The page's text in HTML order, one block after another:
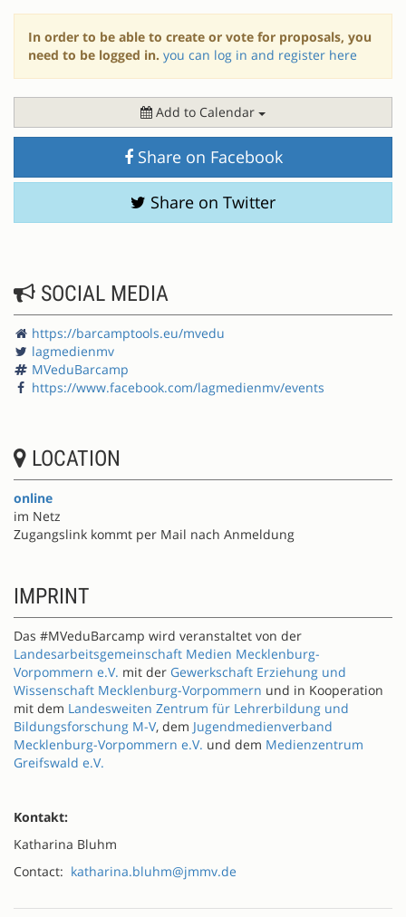
In order to be able to create or vote for proposals, you
need to be logged in. you can log in and register here
Add to Calendar
Share on Facebook
Share on Twitter
SOCIAL MEDIA
https://barcamptools.eu/mvedu
lagmedienmv
MVeduBarcamp
https://www.facebook.com/lagmedienmv/events
LOCATION
online
im Netz
Zugangslink kommt per Mail nach Anmeldung
IMPRINT
Das #MVeduBarcamp wird veranstaltet von der
Landesarbeitsgemeinschaft Medien Mecklenburg-
Vorpommern e.V. mit der Gewerkschaft Erziehung und
Wissenschaft Mecklenburg-Vorpommern und in Kooperation
mit dem Landesweiten Zentrum für Lehrerbildung und
Bildungsforschung M-V, dem Jugendmedienverband
Mecklenburg-Vorpommern e.V. und dem Medienzentrum
Greifswald e.V.
Kontakt:
Katharina Bluhm
Contact: katharina.bluhm@jmmv.de